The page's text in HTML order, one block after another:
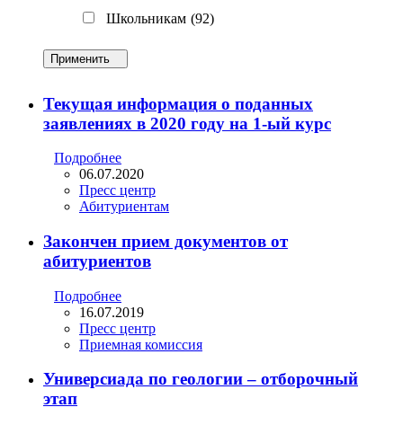
Школьникам (92)
Применить
Текущая информация о поданных
заявлениях в 2020 году на 1-ый курс
Подробнее
06.07.2020
Пресс центр
Абитуриентам
Закончен прием документов от
абитуриентов
Подробнее
16.07.2019
Пресс центр
Приемная комиссия
Универсиада по геологии – отборочный
этап